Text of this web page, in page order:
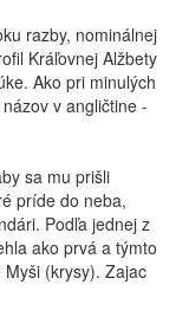
razby, nominálnej
Kráľovnej Alžbety
Ako pri minulých
v angličtine -
sa mu prišli
príde do neba,
Podľa jednej z
ako prvá a týmto
(krysy). Zajac